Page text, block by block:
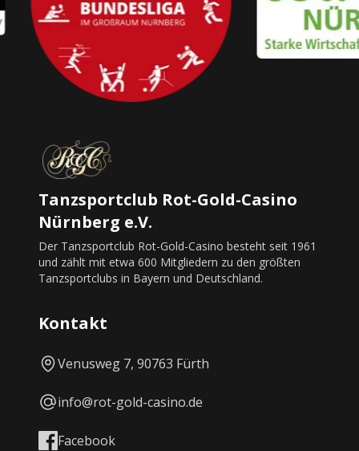
Tanzsportclub Rot-Gold-Casino
Nürnberg e.V.
Der Tanzsportclub Rot-Gold-Casino besteht seit 1961
und zählt mit etwa 600 Mitgliedern zu den größten
Tanzsportclubs in Bayern und Deutschland.
Kontakt
Venusweg 7, 90763 Fürth
info@rot-gold-casino.de
Facebook